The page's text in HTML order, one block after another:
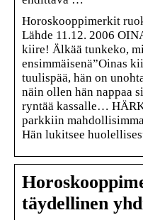
Horoskooppimerkit
Lähde 11.12. 2006
kiire! Älkää tunkeko,
ensimmäisenä”Oinas
tuulispää, hän on
näin ollen hän nappaa
ryntää kassalle…
parkkiin
Hän lukitsee
täydellinen